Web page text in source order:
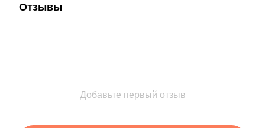
Отзывы
Добавьте первый отзыв